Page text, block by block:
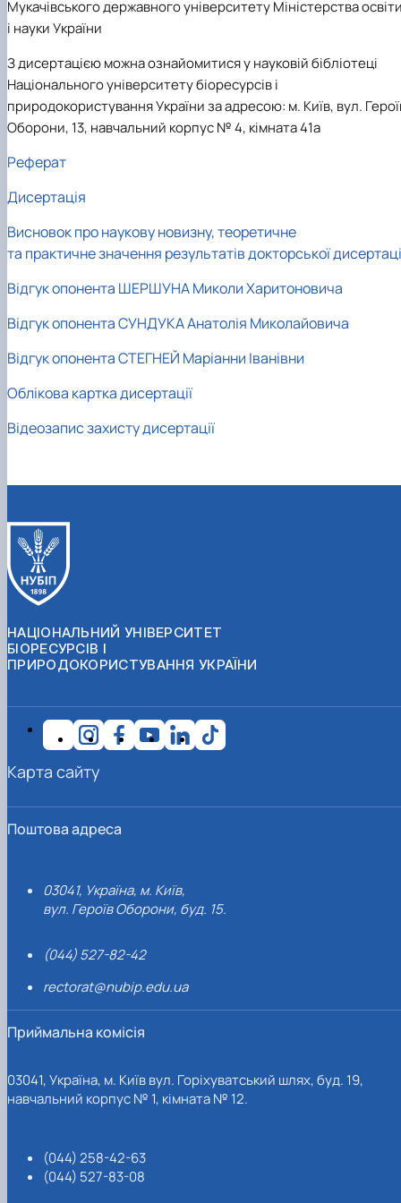
Мукачівського державного університету Міністерства
і науки України
З дисертацією можна ознайомитися у науковій бібліотеці
Національного університету біоресурсів і
природокористування України за адресою: м. Київ, вул.
Оборони, 13, навчальний корпус № 4, кімната 41а
Реферат
Дисертація
Висновок про наукову новизну, теоретичне
та практичне значення результатів докторської
Відгук опонента ШЕРШУНА Миколи Харитоновича
Відгук опонента СУНДУКА Анатолія Миколайовича
Відгук опонента СТЕГНЕЙ Маріанни Іванівни
Облікова картка дисертації
Відеозапис захисту дисертації
НАЦІОНАЛЬНИЙ УНІВЕРСИТЕТ
БІОРЕСУРСІВ І
ПРИРОДОКОРИСТУВАННЯ УКРАЇНИ
Поштова адреса
03041, Україна, м. Київ,
вул. Героїв Оборони, буд. 15.
(044) 527-82-42
rectorat@nubip.edu.ua
Приймальна комісія
03041, Україна, м. Київ вул. Горіхуватський шлях, буд. 19,
навчальний корпус № 1, кімната № 12.
(044) 258-42-63
(044) 527-83-08
Карта сайту